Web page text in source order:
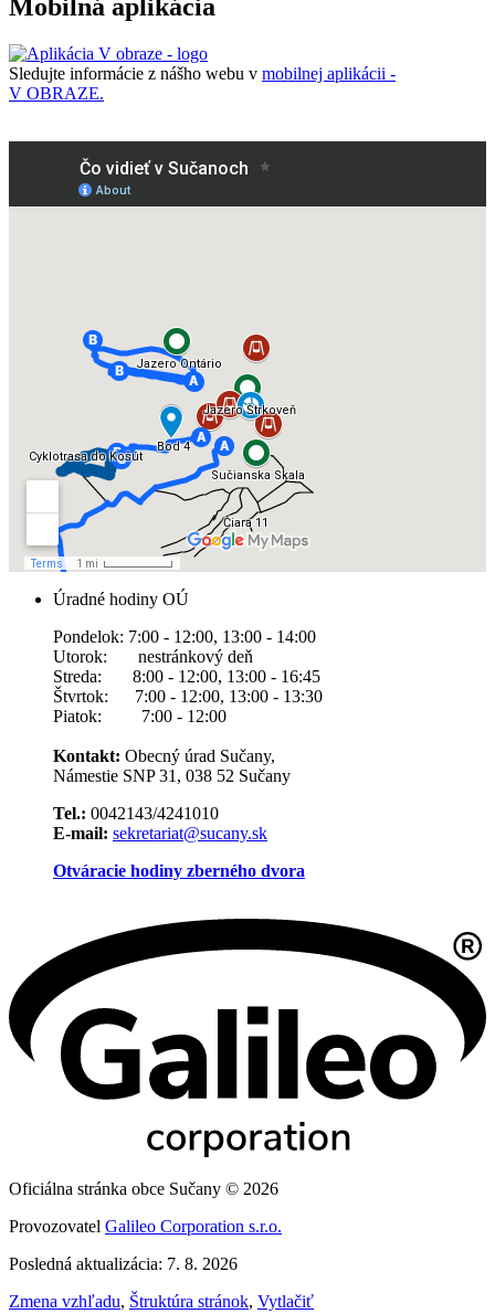
Mobilná aplikácia
Sledujte informácie z nášho webu v mobilnej aplikácii -
V OBRAZE.
Úradné hodiny OÚ
Pondelok: 7:00 - 12:00, 13:00 - 14:00
Utorok: nestránkový deň
Streda: 8:00 - 12:00, 13:00 - 16:45
Štvrtok: 7:00 - 12:00, 13:00 - 13:30
Piatok: 7:00 - 12:00
Kontakt: Obecný úrad Sučany,
Námestie SNP 31, 038 52 Sučany
Tel.: 0042143/4241010
E-mail: sekretariat@sucany.sk
Otváracie hodiny zberného dvora
Oficiálna stránka obce Sučany © 2026
Provozovatel Galileo Corporation s.r.o.
Posledná aktualizácia: 7. 8. 2026
Zmena vzhľadu, Štruktúra stránok, Vytlačiť